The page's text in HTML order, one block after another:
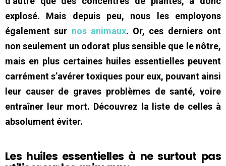
explosé. Mais depuis peu, nous les employons
également sur nos animaux. Or, ces derniers ont
non seulement un odorat plus sensible que le nôtre,
mais en plus certaines huiles essentielles peuvent
carrément s’avérer toxiques pour eux, pouvant ainsi
leur causer de graves problèmes de santé, voire
entraîner leur mort. Découvrez la liste de celles à
absolument éviter.
Les huiles essentielles à ne surtout pas